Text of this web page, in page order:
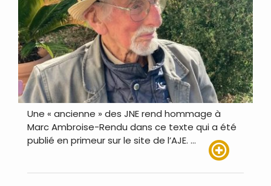
Une « ancienne » des JNE rend hommage à
Marc Ambroise-Rendu dans ce texte qui a été
publié en primeur sur le site de l’AJE. …